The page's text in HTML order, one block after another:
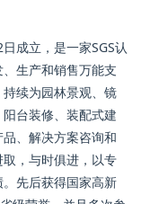
成立，是一家SGS认
生产和销售万能支
续为园林景观、镜
台装修、装配式建
、解决方案咨询和
，与时俱进，以专
先后获得国家高新